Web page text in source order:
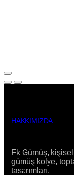
HAKKIMIZDA
Fk Gümüş,
gümüş kolye,
tasarımları.